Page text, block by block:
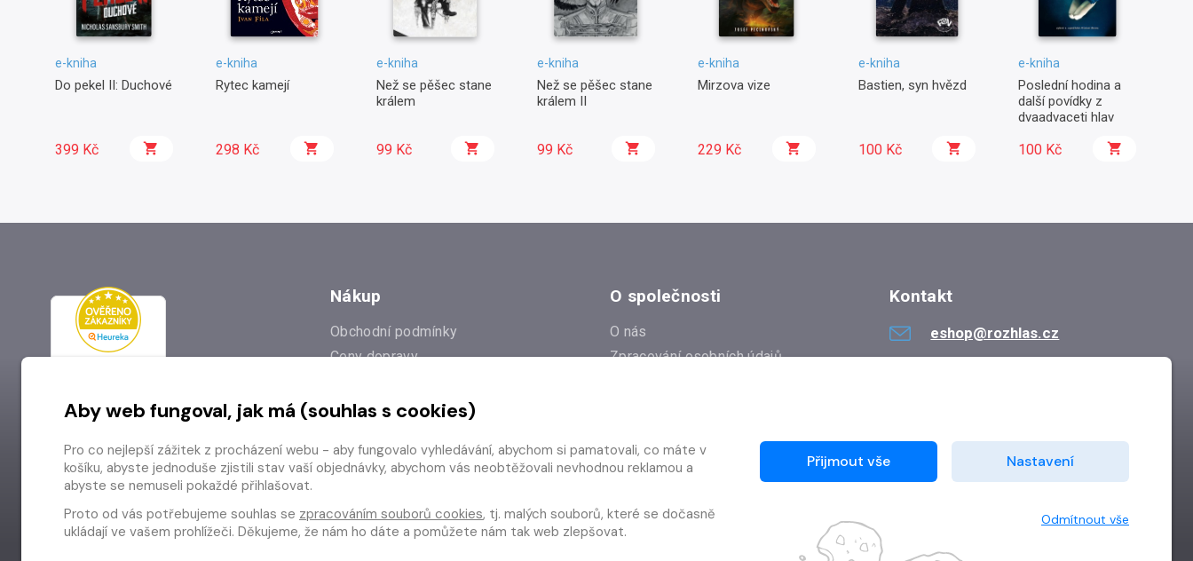
e-kniha
Do pekel II: Duchové
399 Kč
e-kniha
Rytec kamejí
298 Kč
e-kniha
Než se pěšec stane
králem
99 Kč
e-kniha
Než se pěšec stane
králem II
99 Kč
e-kniha
Mirzova vize
229 Kč
e-kniha
Bastien, syn hvězd
100 Kč
e-kniha
Poslední hodina a
další povídky z
dvaadvaceti hlav
100 Kč
Nákup
Obchodní podmínky
Ceny dopravy
Prodejna
Odstoupení od smlouvy
O společnosti
O nás
Zpracování osobních údajů
Kontakt
eshop@rozhlas.cz
Aby web fungoval, jak má (souhlas s cookies)
Pro co nejlepší zážitek z procházení webu - aby fungovalo vyhledávání, abychom si pamatovali, co máte v
košíku, abyste jednoduše zjistili stav vaší objednávky, abychom vás neobtěžovali nevhodnou reklamou a
abyste se nemuseli pokaždé přihlašovat.
Proto od vás potřebujeme souhlas se zpracováním souborů cookies, tj. malých souborů, které se dočasně
ukládají ve vašem prohlížeči. Děkujeme, že nám ho dáte a pomůžete nám tak web zlepšovat.
Přijmout vše Nastavení
Odmítnout vše